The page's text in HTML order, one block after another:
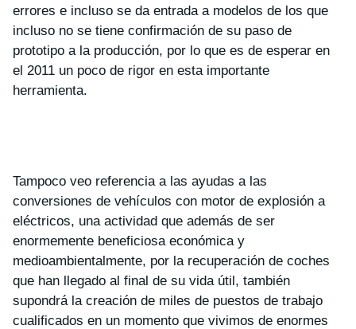
errores e incluso se da entrada a modelos de los que
incluso no se tiene confirmación de su paso de
prototipo a la producción, por lo que es de esperar en
el 2011 un poco de rigor en esta importante
herramienta.
Tampoco veo referencia a las ayudas a las
conversiones de vehículos con motor de explosión a
eléctricos, una actividad que además de ser
enormemente beneficiosa económica y
medioambientalmente, por la recuperación de coches
que han llegado al final de su vida útil, también
supondrá la creación de miles de puestos de trabajo
cualificados en un momento que vivimos de enormes